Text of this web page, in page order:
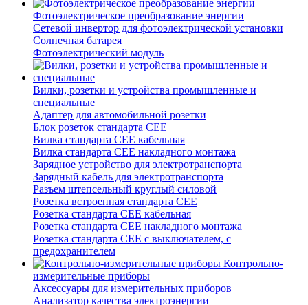
Фотоэлектрическое преобразование энергии
Сетевой инвертор для фотоэлектрической установки
Солнечная батарея
Фотоэлектрический модуль
Вилки, розетки и устройства промышленные и
специальные
Адаптер для автомобильной розетки
Блок розеток стандарта CEE
Вилка стандарта CEE кабельная
Вилка стандарта CEE накладного монтажа
Зарядное устройство для электротранспорта
Зарядный кабель для электротранспорта
Разъем штепсельный круглый силовой
Розетка встроенная стандарта CEE
Розетка стандарта СЕЕ кабельная
Розетка стандарта СЕЕ накладного монтажа
Розетка стандарта СЕЕ с выключателем, с
предохранителем
Контрольно-
измерительные приборы
Аксессуары для измерительных приборов
Анализатор качества электроэнергии